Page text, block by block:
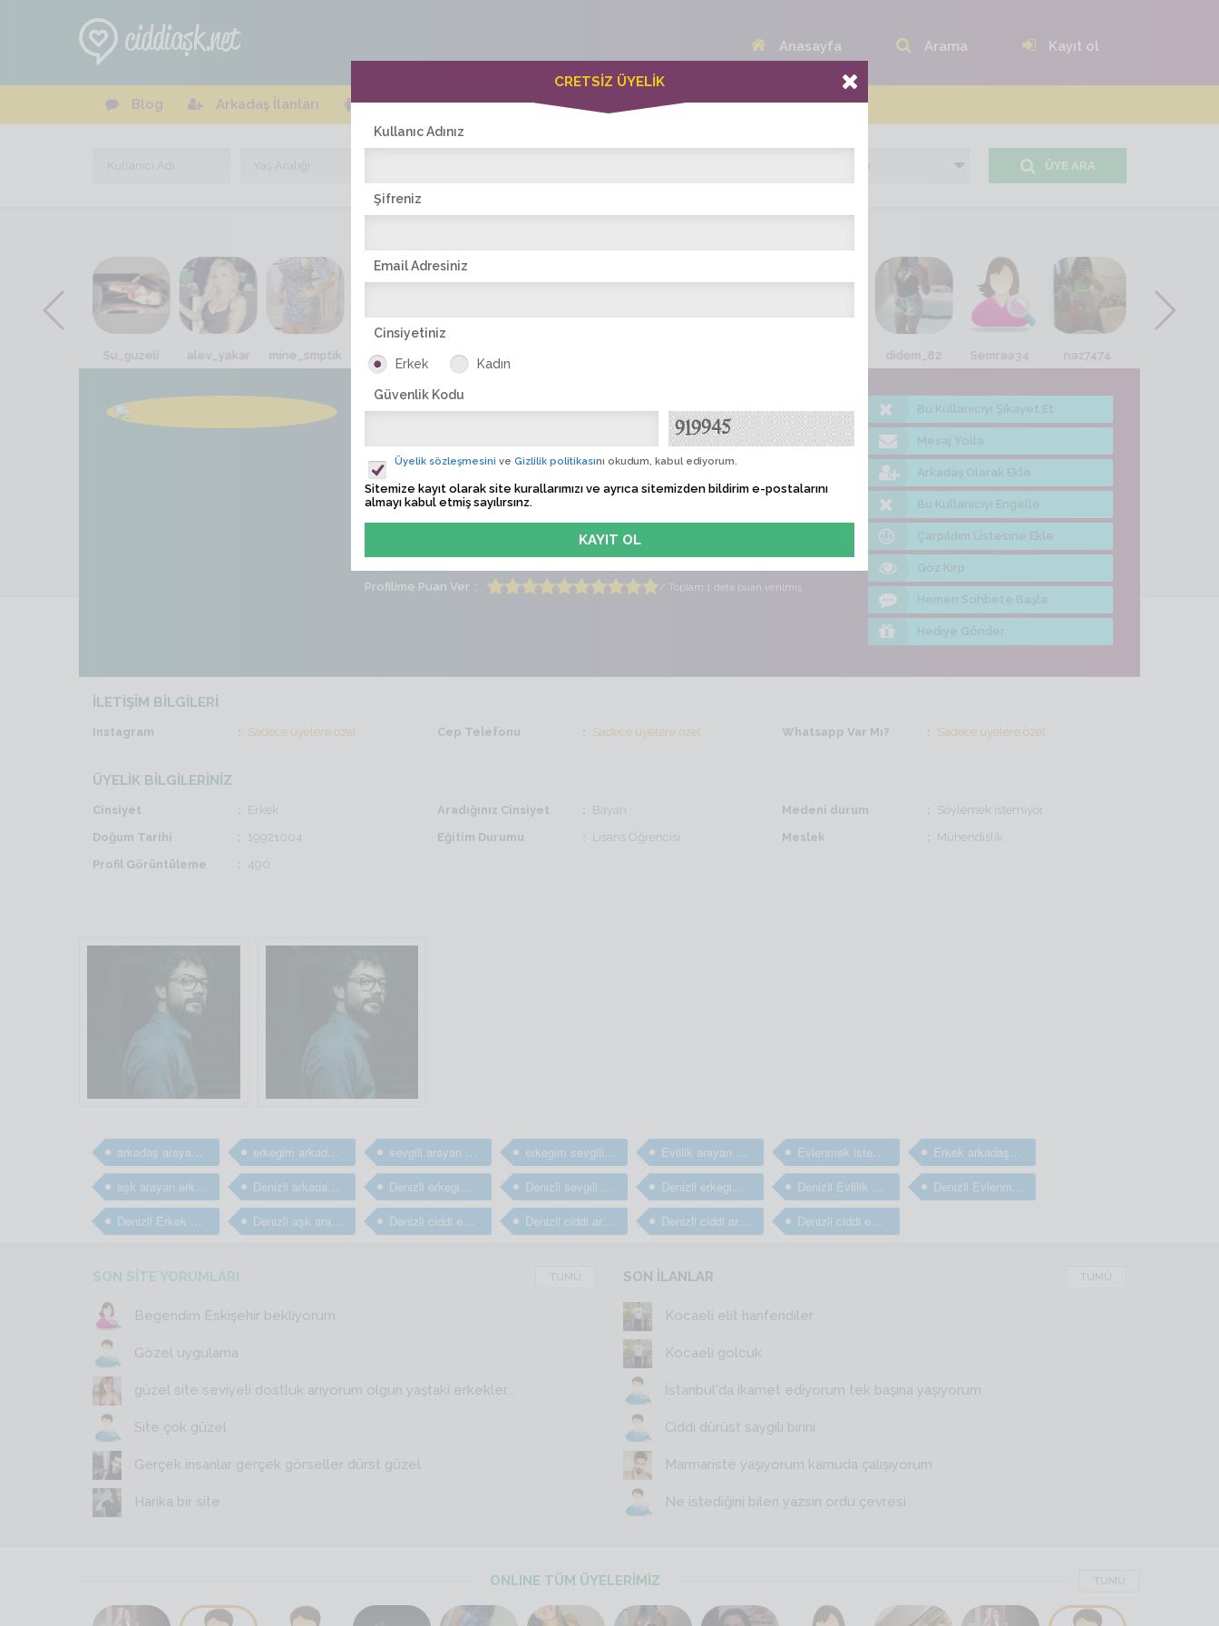
Anasayfa Arama Kayıt ol
Blog Arkadaş İlanları Online Bayanlar(205) Online Erkekler(371)
ÜYE ARA
Su_guzeli alev_yakar mine_smptik Yagmurrrrrrrr nillayy didem_82 Semraa34 naz7474
mert Albüme Bak
Ziyaret Tarihi Sadece üyelere özel
Son İşlem Zamanı Sadece üyelere özel
Profilime Puan Ver / Toplam 1 defa puan verilmiş
Bu Kullanıcıyı Şikayet Et
Mesaj Yolla
Arkadaş Olarak Ekle
Bu Kullanıcıyı Engelle
Çarpıldım Listesine Ekle
Göz Kırp
Hemen Sohbete Başla
Hediye Gönder
İLETİŞİM BİLGİLERİ
Instagram Sadece üyelere özel Cep Telefonu Sadece üyelere özel Whatsapp Var Mı? Sadece üyelere özel
ÜYELİK BİLGİLERİNİZ
Cinsiyet Erkek Aradığınız Cinsiyet Bayan Medeni durum
Söylemek istemiyor
Doğum Tarihi
19921004 Eğitim Durumu Lisans Öğrencisi Meslek
Mühendislik
Profil Görüntüleme
490
arkadaş arayan erkekler erkegim arkadaş arıyorum sevgili arayan erkekler erkegim sevgili arıyorum Evlilik arayan bay ve erkekler Evlenmek isteyen bay ve erkekler Erkek arkadaş bulma sitesi
aşk arayan erkekler Denizli arkadaş arayan erkekler Denizli erkegim arkadaş arıyorum Denizli sevgili arayan erkekler Denizli erkegim sevgili arıyorum Denizli Evlilik arayan bay ve erkekler Denizli Evlenmek isteyen bay ve erkekler
Denizli Erkek arkadaş bulma sitesi Denizli aşk arayan erkekler Denizli ciddi evlilik arayan erkekler Denizli ciddi arkadaş arayan erkekler Denizli ciddi arkadaşlık sitesi Denizli ciddi evlilik sitesi
SON SİTE YORUMLARI TÜMÜ
Begendim Eskişehir bekliyorum
Gözel uygulama
güzel site seviyeli dostluk arıyorum olgun yaştaki erkekler...
Site çok güzel
Gerçek insanlar gerçek görseller dürst güzel
Harika bir site
SON İLANLAR TÜMÜ
Kocaeli elit hanfendiler
Kocaeli golcuk
İstanbul'da ikamet ediyorum tek başına yaşıyorum
Ciddi dürüst saygili birini
Marmariste yaşıyorum kamuda çalışıyorum
Ne istediğini bilen yazsın ordu çevresi
ONLINE TÜM ÜYELERİMİZ TÜMÜ
CRETSİZ ÜYELİK
Kullanıc Adınız
Şifreniz
Email Adresiniz
Cinsiyetiniz
Erkek Kadın
Güvenlik Kodu
Üyelik sözleşmesini ve Gizlilik politikasını okudum, kabul ediyorum.
Sitemize kayıt olarak site kurallarımızı ve ayrıca sitemizden bildirim e-postalarını
almayı kabul etmiş sayılırsınz.